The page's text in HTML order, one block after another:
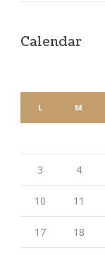
Calendar
L M
3 4
10 11
17 18